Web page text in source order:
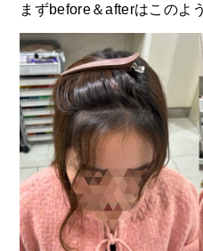
まずbefore＆afterはこのよ